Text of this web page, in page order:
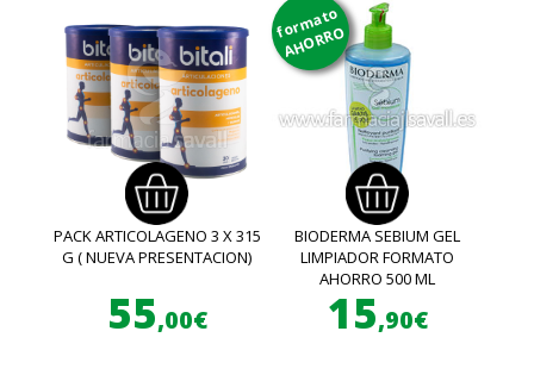
PACK ARTICOLAGENO 3 X 315
G ( NUEVA PRESENTACION)
55,00€
formato
AHORRO
BIODERMA SEBIUM GEL
LIMPIADOR FORMATO
AHORRO 500 ML
15,90€